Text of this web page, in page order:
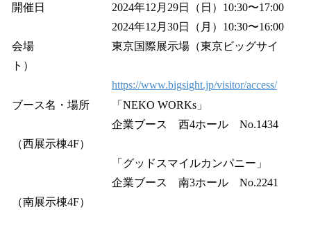
開催日 2024年12月29日（日）10:30〜17:00
2024年12月30日（月）10:30〜16:00
会場 東京国際展示場（東京ビッグサイ
ト）
https://www.bigsight.jp/visitor/access/
ブース名・場所 「NEKO WORKs」
企業ブース 西4ホール No.1434
（西展示棟4F）
「グッドスマイルカンパニー」
企業ブース 南3ホール No.2241
（南展示棟4F）